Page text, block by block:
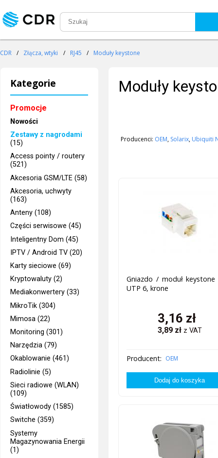
CDR / Złącza, wtyki / RJ45 / Moduły keystone
Kategorie
Promocje
Nowości
Zestawy z nagrodami
(15)
Access pointy / routery
(521)
Akcesoria GSM/LTE (58)
Akcesoria, uchwyty
(163)
Anteny (108)
Części serwisowe (45)
Inteligentny Dom (45)
IPTV / Android TV (20)
Karty sieciowe (69)
Kryptowaluty (2)
Mediakonwertery (33)
MikroTik (304)
Mimosa (22)
Monitoring (301)
Narzędzia (79)
Okablowanie (461)
Radiolinie (5)
Sieci radiowe (WLAN)
(109)
Światłowody (1585)
Switche (359)
Systemy
Magazynowania Energii
(1)
Moduły
Producenci: OEM, Solarix, Ubiquiti
Gniazdo / moduł keystone
UTP 6, krone
3,16 zł
3,89zł z VAT
Producent: OEM